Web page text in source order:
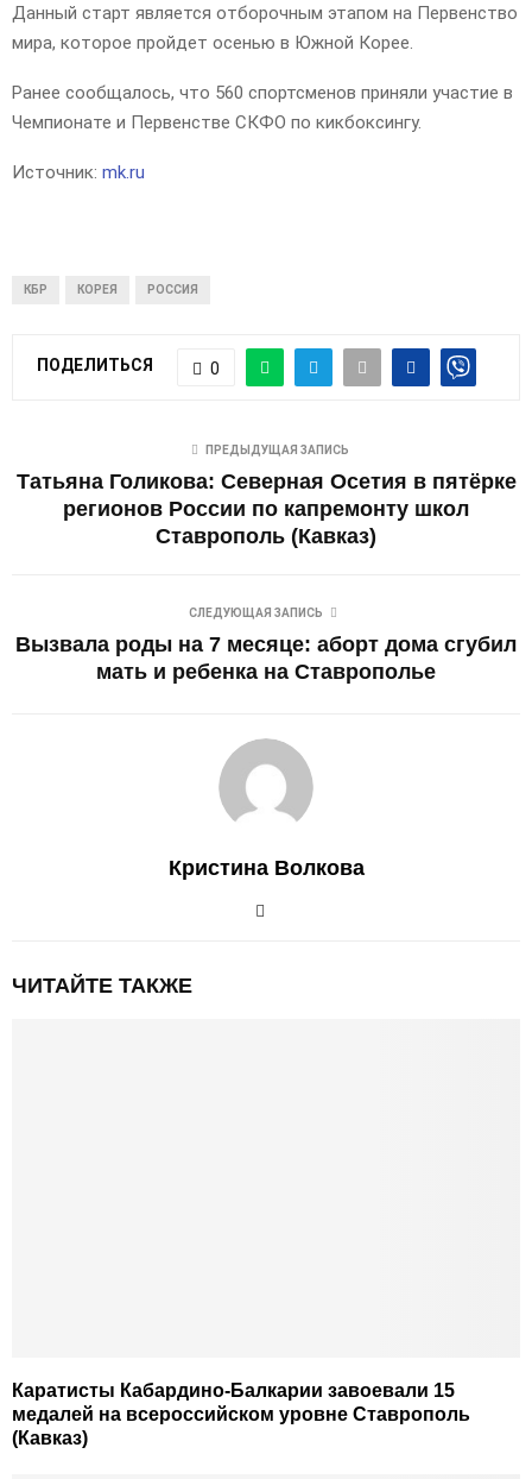
Данный старт является отборочным этапом на Первенство
мира, которое пройдет осенью в Южной Корее.
Ранее сообщалось, что 560 спортсменов приняли участие в
Чемпионате и Первенстве СКФО по кикбоксингу.
Источник: mk.ru
КБР КОРЕЯ РОССИЯ
ПОДЕЛИТЬСЯ 0
ПРЕДЫДУЩАЯ ЗАПИСЬ
Татьяна Голикова: Северная Осетия в пятёрке
регионов России по капремонту школ
Ставрополь (Кавказ)
СЛЕДУЮЩАЯ ЗАПИСЬ
Вызвала роды на 7 месяце: аборт дома сгубил
мать и ребенка на Ставрополье
Кристина Волкова
ЧИТАЙТЕ ТАКЖЕ
Каратисты Кабардино-Балкарии завоевали 15
медалей на всероссийском уровне Ставрополь
(Кавказ)